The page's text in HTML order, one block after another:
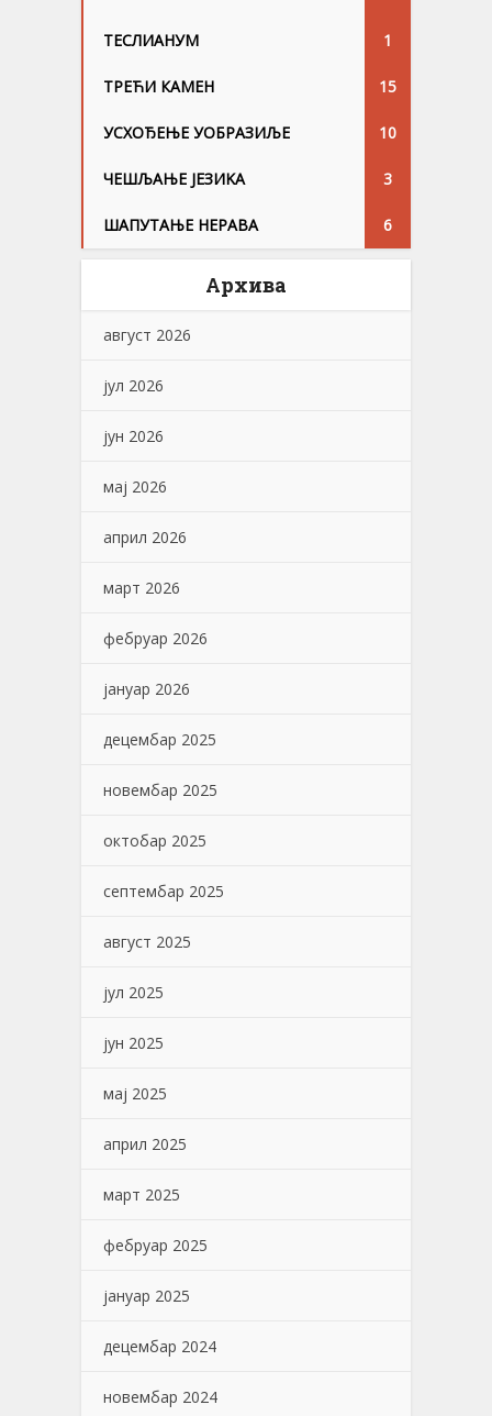
ТЕСЛИАНУМ 1
ТРЕЋИ КАМЕН 15
УСХОЂЕЊЕ УОБРАЗИЉЕ 10
ЧЕШЉАЊЕ ЈЕЗИKА 3
ШАПУТАЊЕ НЕРАВА 6
Архива
август 2026
јул 2026
јун 2026
мај 2026
април 2026
март 2026
фебруар 2026
јануар 2026
децембар 2025
новембар 2025
октобар 2025
септембар 2025
август 2025
јул 2025
јун 2025
мај 2025
април 2025
март 2025
фебруар 2025
јануар 2025
децембар 2024
новембар 2024